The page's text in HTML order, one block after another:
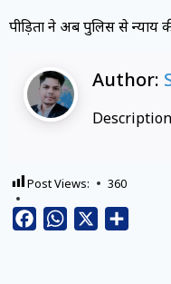
पीड़िता ने अब पुलिस से न्याय
Author:
Description
Post Views: 360
FacebookWhatsApp